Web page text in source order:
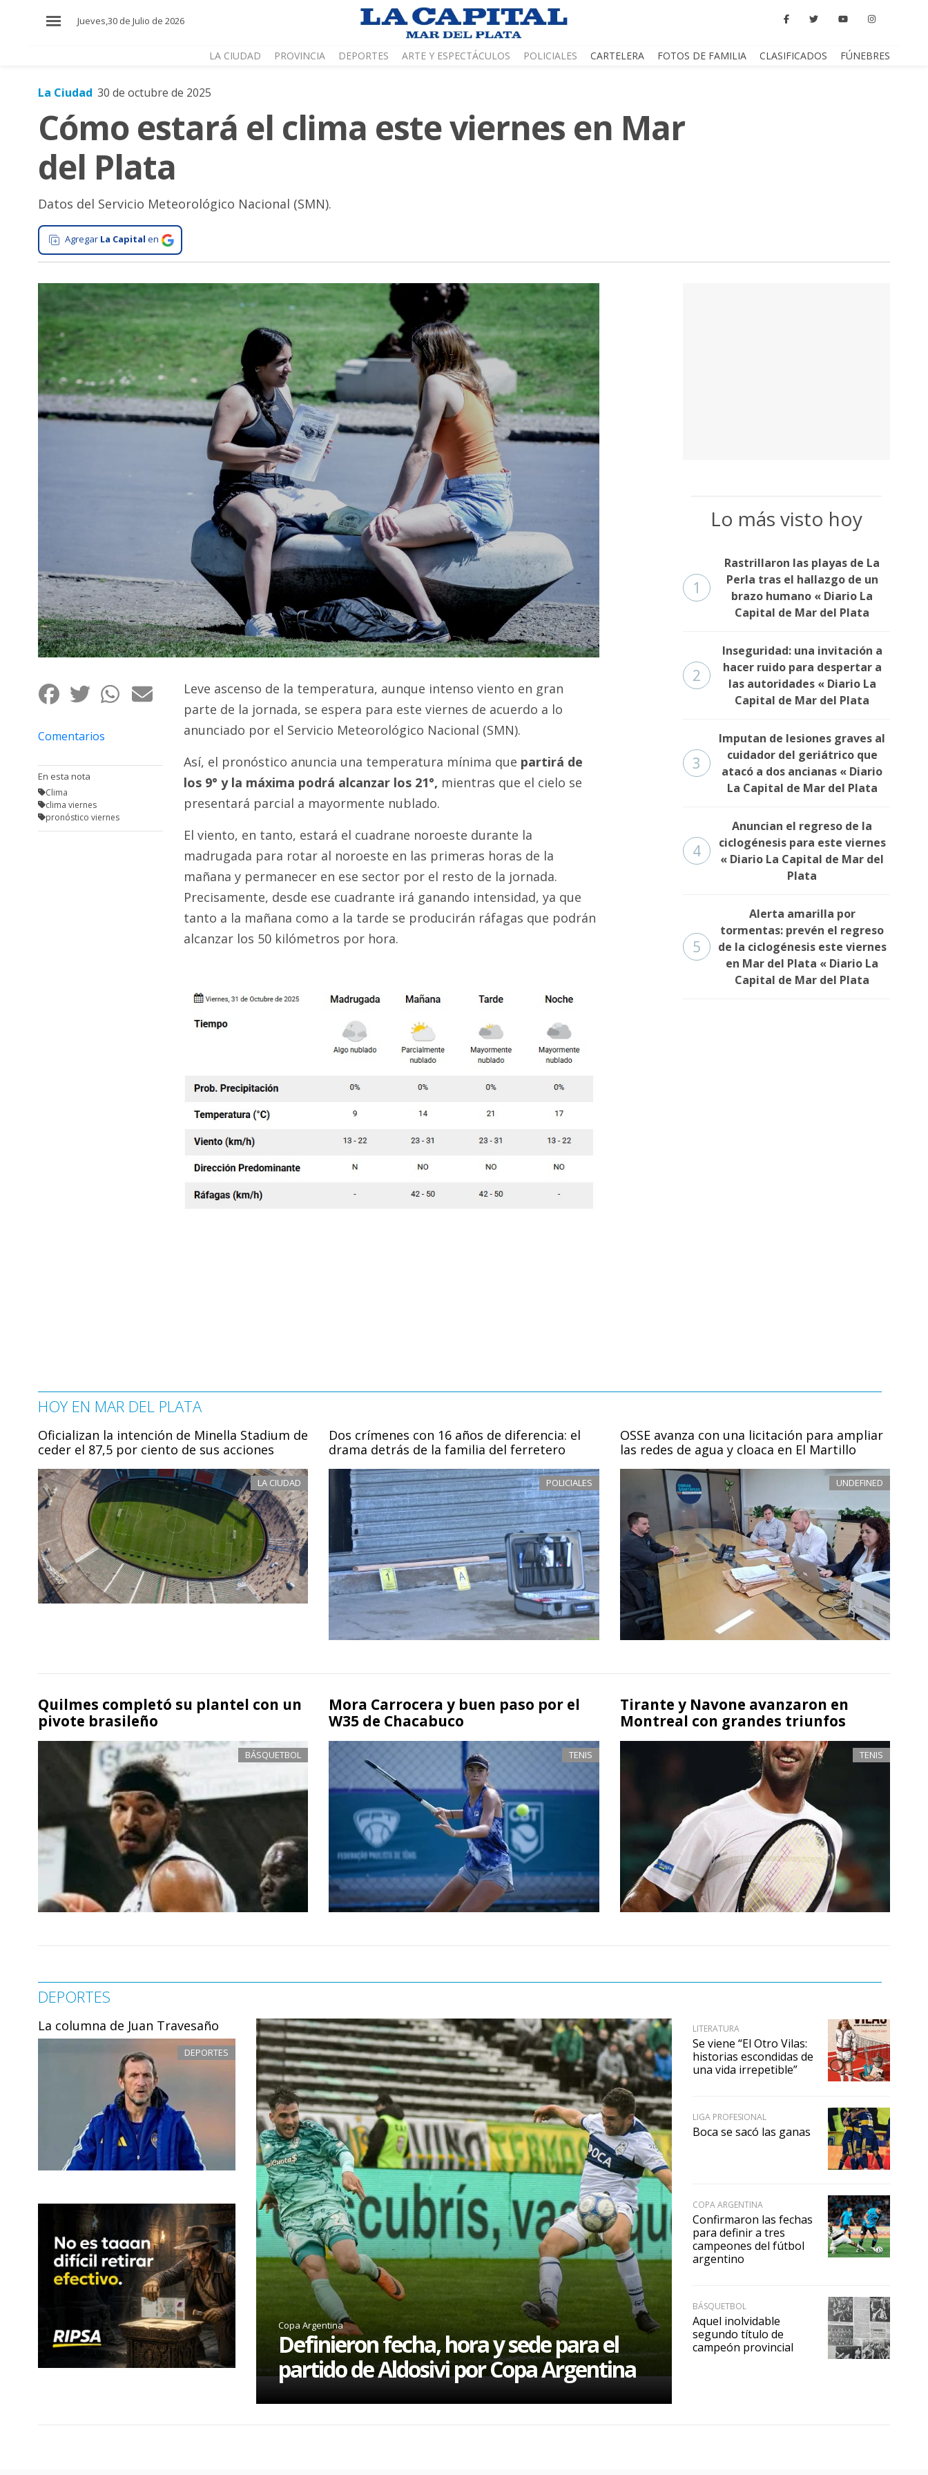
Jueves,30 de Julio de 2026
LA CIUDAD PROVINCIA DEPORTES ARTE Y ESPECTÁCULOS POLICIALES CARTELERA FOTOS DE FAMILIA CLASIFICADOS FÚNEBRES
Mundo
Zona
Cultura
Tecnología
Interés
General
Ciudad
Deportes
Familia
Clasificados
Fúnebres
La Ciudad 30 de octubre de 2025
Cómo estará el clima este viernes en Mar
del Plata
Datos del Servicio Meteorológico Nacional (SMN).
Agregar La Capital en
Comentarios
En esta nota
Clima
clima viernes
pronóstico viernes
Leve ascenso de la temperatura, aunque intenso viento en gran
parte de la jornada, se espera para este viernes de acuerdo a lo
anunciado por el Servicio Meteorológico Nacional (SMN).
Así, el pronóstico anuncia una temperatura mínima que partirá de
los 9° y la máxima podrá alcanzar los 21°, mientras que el cielo se
presentará parcial a mayormente nublado.
El viento, en tanto, estará el cuadrane noroeste durante la
madrugada para rotar al noroeste en las primeras horas de la
mañana y permanecer en ese sector por el resto de la jornada.
Precisamente, desde ese cuadrante irá ganando intensidad, ya que
tanto a la mañana como a la tarde se producirán ráfagas que podrán
alcanzar los 50 kilómetros por hora.
Lo más visto hoy
1
Rastrillaron las playas de La
Perla tras el hallazgo de un
brazo humano « Diario La
Capital de Mar del Plata
2
Inseguridad: una invitación a
hacer ruido para despertar a
las autoridades « Diario La
Capital de Mar del Plata
3
Imputan de lesiones graves al
cuidador del geriátrico que
atacó a dos ancianas « Diario
La Capital de Mar del Plata
4
Anuncian el regreso de la
ciclogénesis para este viernes
« Diario La Capital de Mar del
Plata
5
Alerta amarilla por
tormentas: prevén el regreso
de la ciclogénesis este viernes
en Mar del Plata « Diario La
Capital de Mar del Plata
HOY EN MAR DEL PLATA
Oficializan la intención de Minella Stadium de
ceder el 87,5 por ciento de sus acciones
LA CIUDAD
Dos crímenes con 16 años de diferencia: el
drama detrás de la familia del ferretero
POLICIALES
OSSE avanza con una licitación para ampliar
las redes de agua y cloaca en El Martillo
UNDEFINED
Quilmes completó su plantel con un
pivote brasileño
BÁSQUETBOL
Mora Carrocera y buen paso por el
W35 de Chacabuco
TENIS
Tirante y Navone avanzaron en
Montreal con grandes triunfos
TENIS
DEPORTES
La columna de Juan Travesaño
DEPORTES
Copa Argentina
Definieron fecha, hora y sede para el
partido de Aldosivi por Copa Argentina
LITERATURA
Se viene “El Otro Vilas:
historias escondidas de
una vida irrepetible”
LIGA PROFESIONAL
Boca se sacó las ganas
COPA ARGENTINA
Confirmaron las fechas
para definir a tres
campeones del fútbol
argentino
BÁSQUETBOL
Aquel inolvidable
segundo título de
campeón provincial